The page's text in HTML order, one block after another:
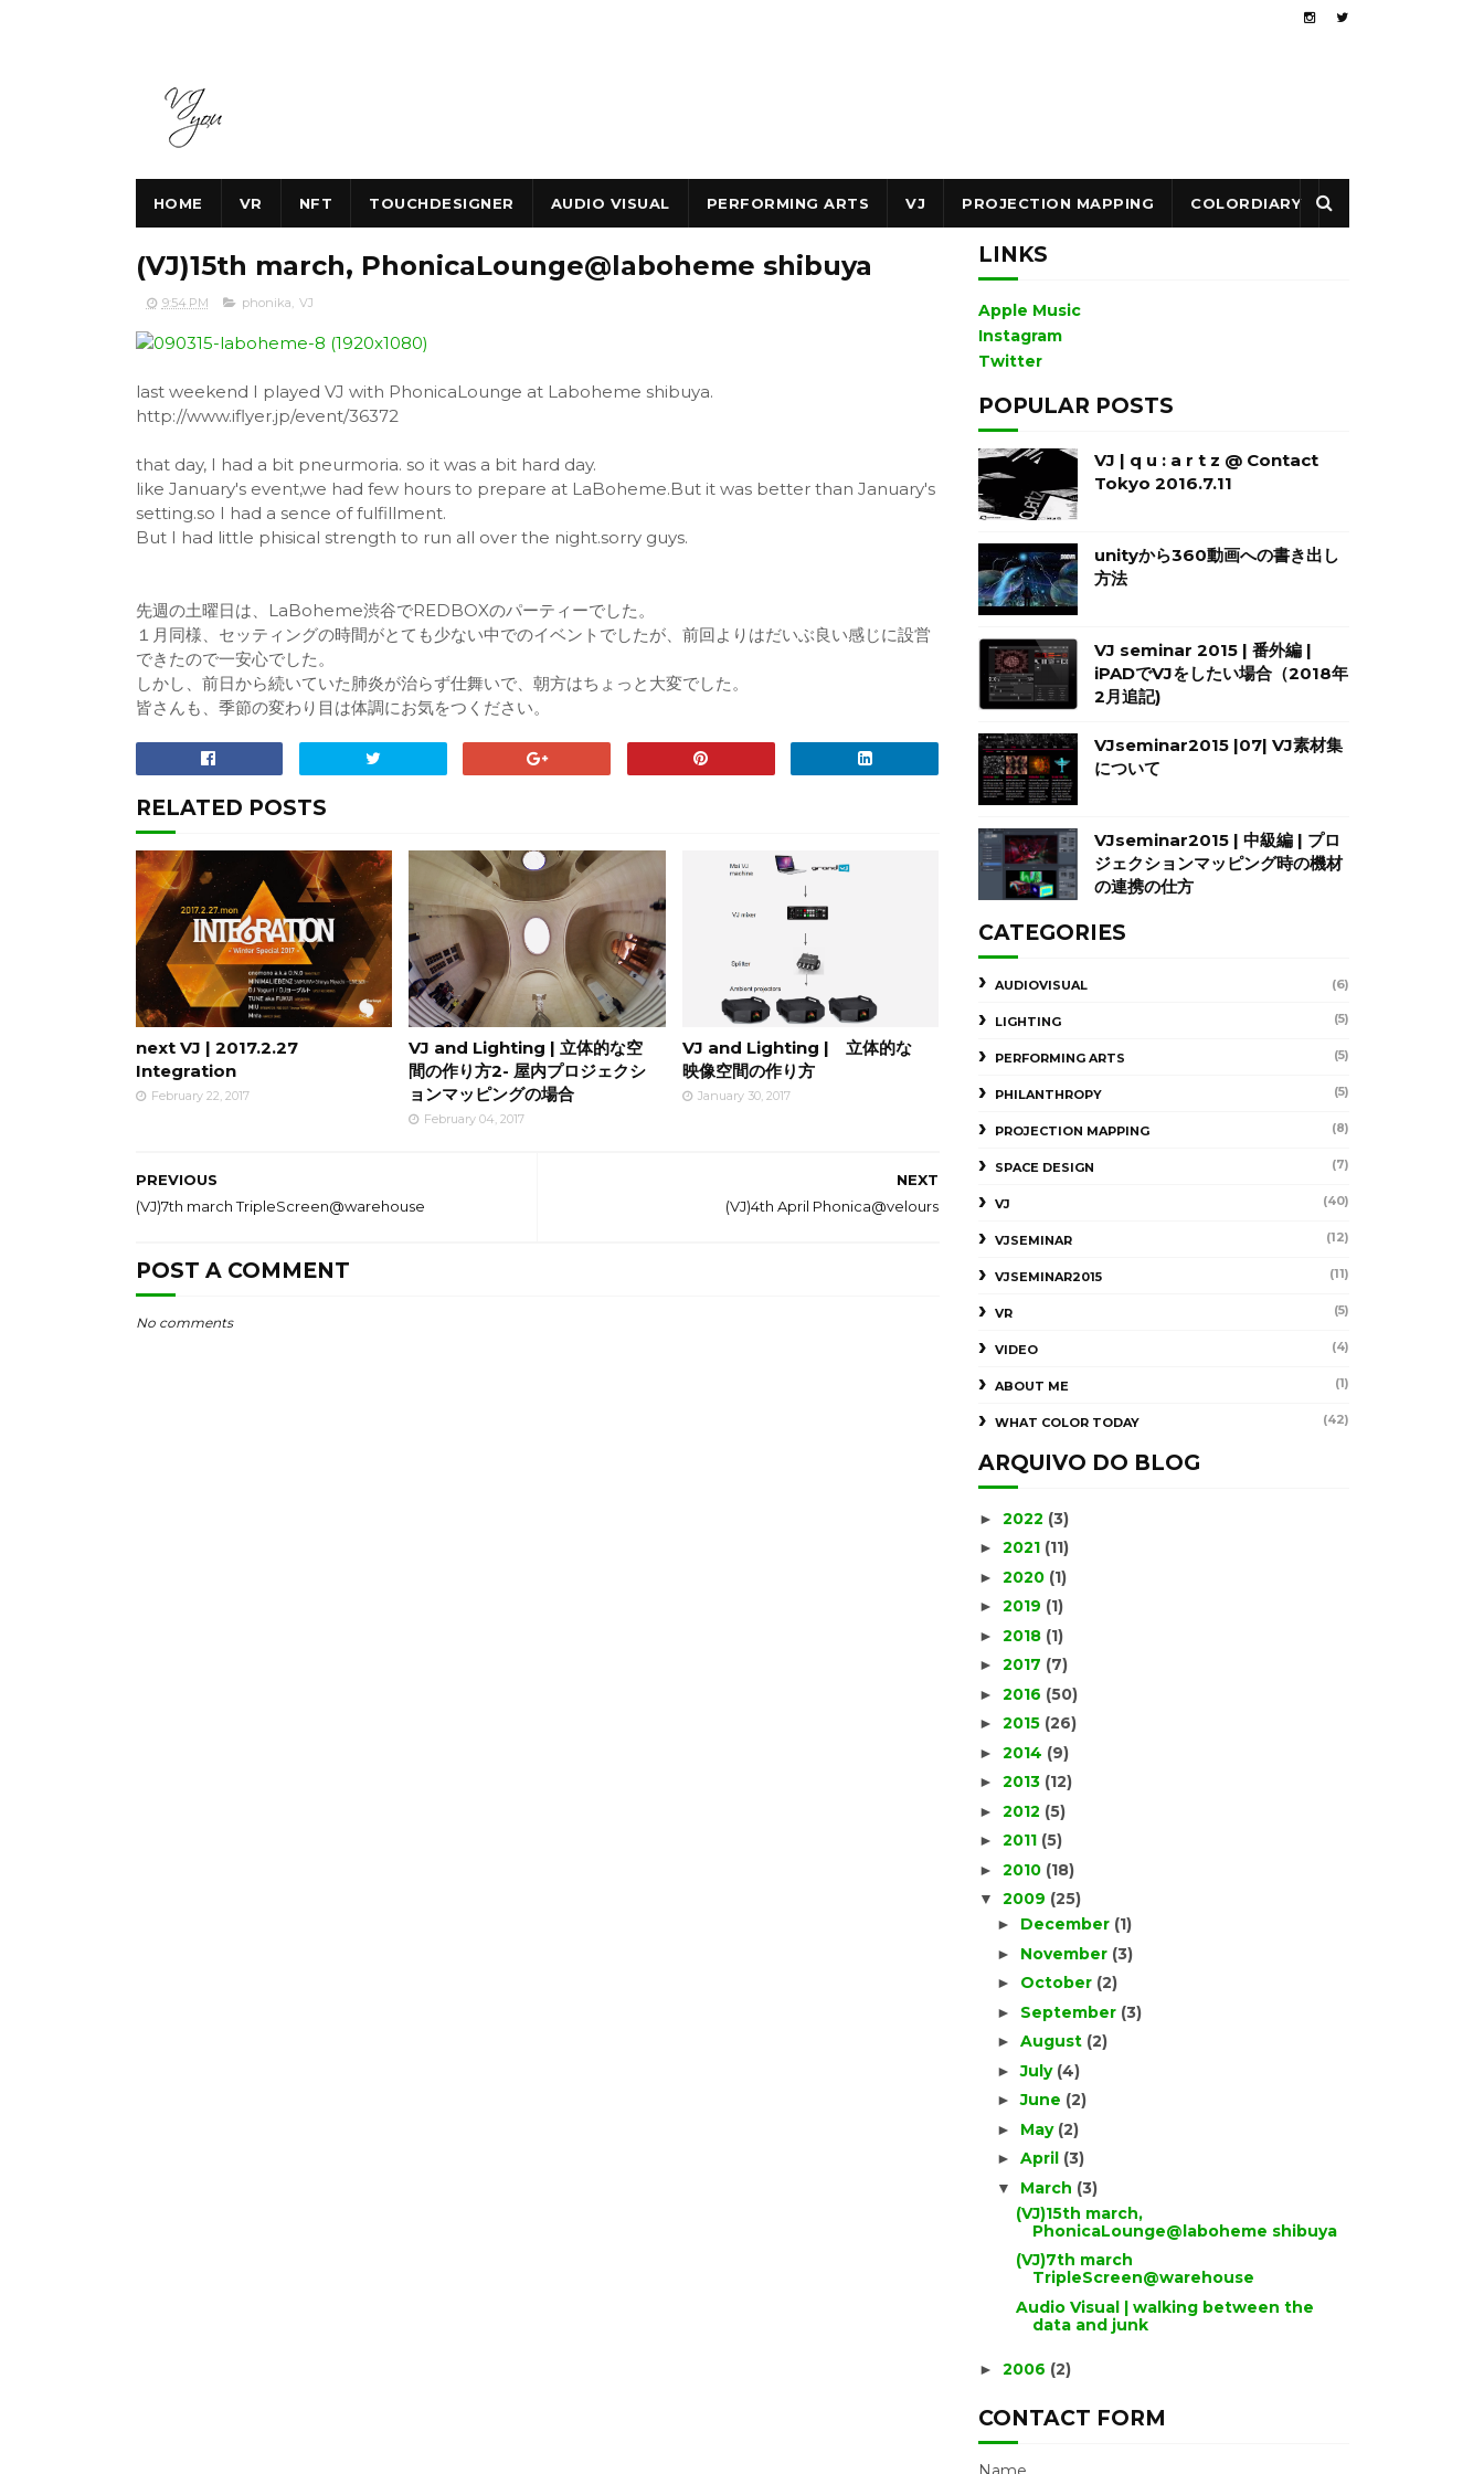
HOME VR NFT TOUCHDESIGNER AUDIO VISUAL PERFORMING ARTS VJ PROJECTION MAPPING COLORDIARY
(VJ)15th march, PhonicaLounge@laboheme shibuya
9:54 PM phonika, VJ
last weekend I played VJ with PhonicaLounge at Laboheme shibuya.
http://www.iflyer.jp/event/36372
that day, I had a bit pneurmoria. so it was a bit hard day.
like January's event,we had few hours to prepare at LaBoheme.But it was better than January's
setting.so I had a sence of fulfillment.
But I had little phisical strength to run all over the night.sorry guys.
先週の土曜日は、LaBoheme渋谷でREDBOXのパーティーでした。
１月同様、セッティングの時間がとても少ない中でのイベントでしたが、前回よりはだいぶ良い感じに設営
できたので一安心でした。
しかし、前日から続いていた肺炎が治らず仕舞いで、朝方はちょっと大変でした。
皆さんも、季節の変わり目は体調にお気をつください。
RELATED POSTS
next VJ | 2017.2.27
Integration
February 22, 2017
VJ and Lighting | 立体的な空
間の作り方2- 屋内プロジェクシ
ョンマッピングの場合
February 04, 2017
VJ and Lighting | 立体的な
映像空間の作り方
January 30, 2017
NEXT
(VJ)4th April Phonica@velours
PREVIOUS
(VJ)7th march TripleScreen@warehouse
POST A COMMENT
No comments
LINKS
Apple Music
Instagram
Twitter
POPULAR POSTS
VJ | q u : a r t z @ Contact
Tokyo 2016.7.11
unityから360動画への書き出し
方法
VJ seminar 2015 | 番外編 |
iPADでVJをしたい場合（2018年
2月追記)
VJseminar2015 |07| VJ素材集
について
VJseminar2015 | 中級編 | プロ
ジェクションマッピング時の機材
の連携の仕方
CATEGORIES
AUDIOVISUAL (6)
LIGHTING (5)
PERFORMING ARTS (5)
PHILANTHROPY (5)
PROJECTION MAPPING (8)
SPACE DESIGN (7)
VJ (40)
VJSEMINAR (12)
VJSEMINAR2015 (11)
VR (5)
VIDEO (4)
ABOUT ME (1)
WHAT COLOR TODAY (42)
ARQUIVO DO BLOG
► 2022 (3)
► 2021 (11)
► 2020 (1)
► 2019 (1)
► 2018 (1)
► 2017 (7)
► 2016 (50)
► 2015 (26)
► 2014 (9)
► 2013 (12)
► 2012 (5)
► 2011 (5)
► 2010 (18)
▼ 2009 (25)
► December (1)
► November (3)
► October (2)
► September (3)
►August (2)
►July (4)
►June (2)
► May (2)
►April (3)
▼ March (3)
(VJ)15th march,
PhonicaLounge@laboheme shibuya
(VJ)7th march
TripleScreen@warehouse
Audio Visual | walking between the
data and junk
► 2006 (2)
CONTACT FORM